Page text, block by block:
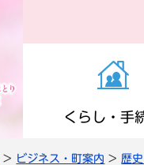
くらし・手
> ビジネス・町案内 > 歴